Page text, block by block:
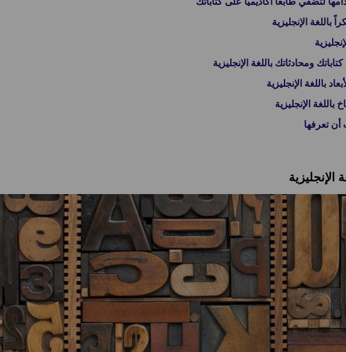
الإنجليزية
ومحادثاتك باللغة الإنجليزية
باللغة الإنجليزية
الإنجليزية